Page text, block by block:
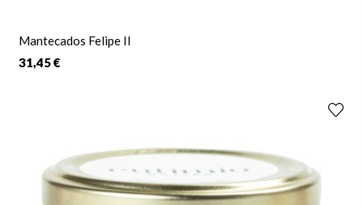
Mantecados Felipe II
31,45 €